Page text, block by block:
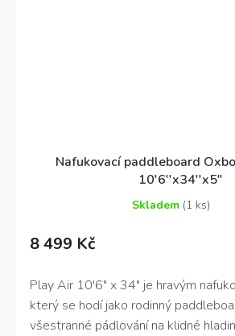
Nafukovací paddleboard
10'6''x34''x5"
z
5
Skladem (1 ks)
8 499 Kč
Play Air 10'6" x 34" je hravým
který se hodí jako rodinný
všestranné pádlování na klidné